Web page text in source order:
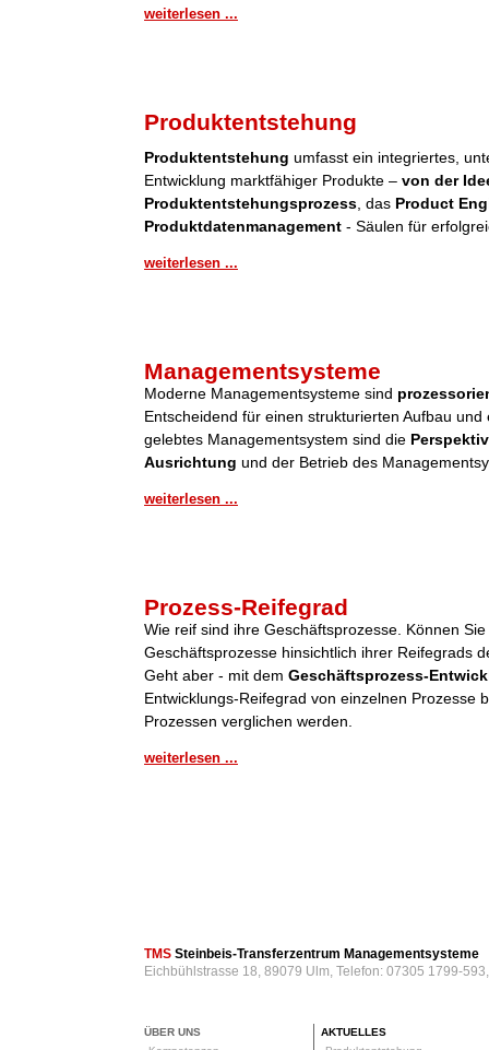
weiterlesen ...
Produktentstehung
Produktentstehung umfasst ein integriertes,
Entwicklung marktfähiger Produkte – von der
Produktentstehungsprozess , das Product
Produktdatenmanagement - Säulen für
weiterlesen ...
Managementsysteme
Moderne Managementsysteme sind
Entscheidend für einen strukturierten Aufbau
gelebtes Managementsystem sind die
Ausrichtung und der Betrieb des
weiterlesen ...
Prozess-Reifegrad
Wie reif sind ihre Geschäftsprozesse. Können
Geschäftsprozesse hinsichtlich ihrer Reifegrads
Geht aber - mit dem Geschäftsprozess-
Entwicklungs-Reifegrad von einzelnen Prozesse
Prozessen verglichen werden.
weiterlesen ...
TMS Steinbeis-Transferzentrum Managementsysteme
Eichbühlstrasse 18, 89079 Ulm, Telefon: 07305 1799-
ÜBER UNS
AKTUELLES